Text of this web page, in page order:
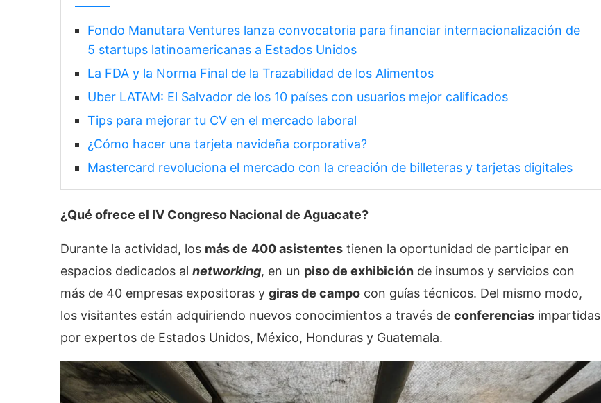
Fondo Manutara Ventures lanza convocatoria para financiar internacionalización de
5 startups latinoamericanas a Estados Unidos
La FDA y la Norma Final de la Trazabilidad de los Alimentos
Uber LATAM: El Salvador de los 10 países con usuarios mejor calificados
Tips para mejorar tu CV en el mercado laboral
¿Cómo hacer una tarjeta navideña corporativa?
Mastercard revoluciona el mercado con la creación de billeteras y tarjetas digitales
¿Qué ofrece el IV Congreso Nacional de Aguacate?
Durante la actividad, los más de 400 asistentes tienen la oportunidad de participar en
espacios dedicados al networking, en un piso de exhibición de insumos y servicios con
más de 40 empresas expositoras y giras de campo con guías técnicos. Del mismo modo,
los visitantes están adquiriendo nuevos conocimientos a través de conferencias impartidas
por expertos de Estados Unidos, México, Honduras y Guatemala.